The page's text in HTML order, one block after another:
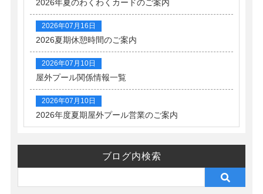
2026年夏のわくわくカードのご案内
2026年07月16日
2026夏期休憩時間のご案内
2026年07月10日
屋外プール関係情報一覧
2026年07月10日
2026年度夏期屋外プール営業のご案内
ブログ内検索